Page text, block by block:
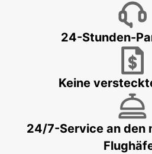
JEREZ DE LA FRONTERA
JEREZ DE LA FRONTERA - SPAIN
CONIL
CONIL DE LA FRONTERA -
24-Stunden-
Keine
24/7-Service an den